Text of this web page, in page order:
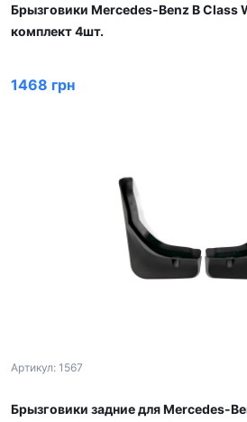
Брызговики Mercedes-Benz B Class
комплект 4шт.
1468 грн
Артикул: 1567
Брызговики задние для Mercedes-